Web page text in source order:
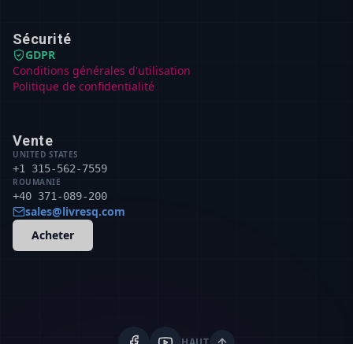
Sécurité
GDPR
Conditions générales d'utilisation
Politique de confidentialité
Vente
UNITED STATES
+1 315-562-7559
ROUMANIE
+40 371-089-200
sales@livresq.com
Acheter